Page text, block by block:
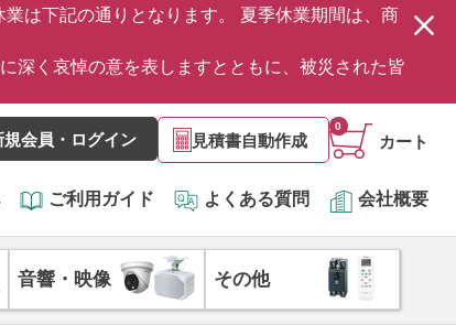
は下記の通りとなります。 夏季休業期間は、商
深く哀悼の意を表しますとともに、被災された皆
規会員・ログイン 見積書自動作成 カート
0
ご利用ガイド よくある質問 会社概要
音響・映像 その他